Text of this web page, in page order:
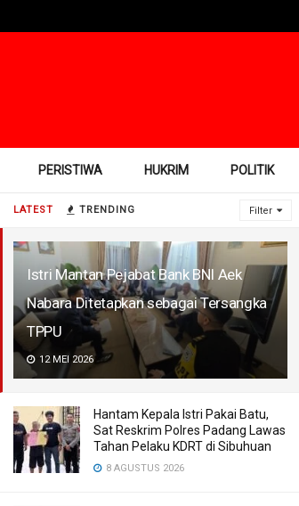
LATEST TRENDING Filter
Istri Mantan Pejabat Bank BNI Aek
Nabara Ditetapkan sebagai Tersangka
TPPU
12 MEI 2026
Hantam Kepala Istri Pakai Batu,
Sat Reskrim Polres Padang Lawas
Tahan Pelaku KDRT di Sibuhuan
8 AGUSTUS 2026
PERISTIWA HUKRIM POLITIK